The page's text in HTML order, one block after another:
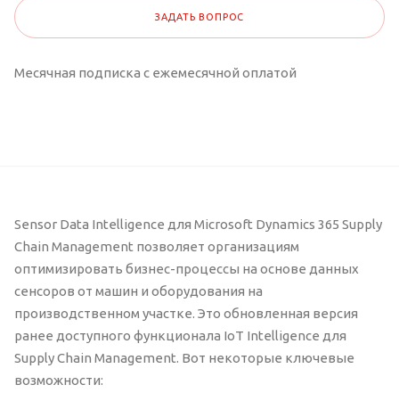
ЗАДАТЬ ВОПРОС
Месячная подписка с ежемесячной оплатой
Sensor Data Intelligence для Microsoft Dynamics 365 Supply
Chain Management позволяет организациям
оптимизировать бизнес-процессы на основе данных
сенсоров от машин и оборудования на
производственном участке. Это обновленная версия
ранее доступного функционала IoT Intelligence для
Supply Chain Management. Вот некоторые ключевые
возможности: